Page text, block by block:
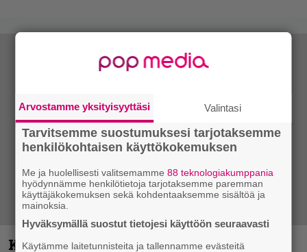
Kunnianosoitus hyiselle Pohjolalle –
Arvostamme yksityisyyttäsi Valintasi
Tarvitsemme suostumuksesi tarjotaksemme
henkilökohtaisen käyttökokemuksen
Me ja huolellisesti valitsemamme88 teknologiakumppania
hyödynnämme henkilötietoja tarjotaksemme paremman
käyttäjäkokemuksen sekä kohdentaaksemme sisältöä ja
mainoksia.
Hyväksymällä suostut tietojesi käyttöön seuraavasti
Käytämme laitetunnisteita ja tallennamme evästeitä